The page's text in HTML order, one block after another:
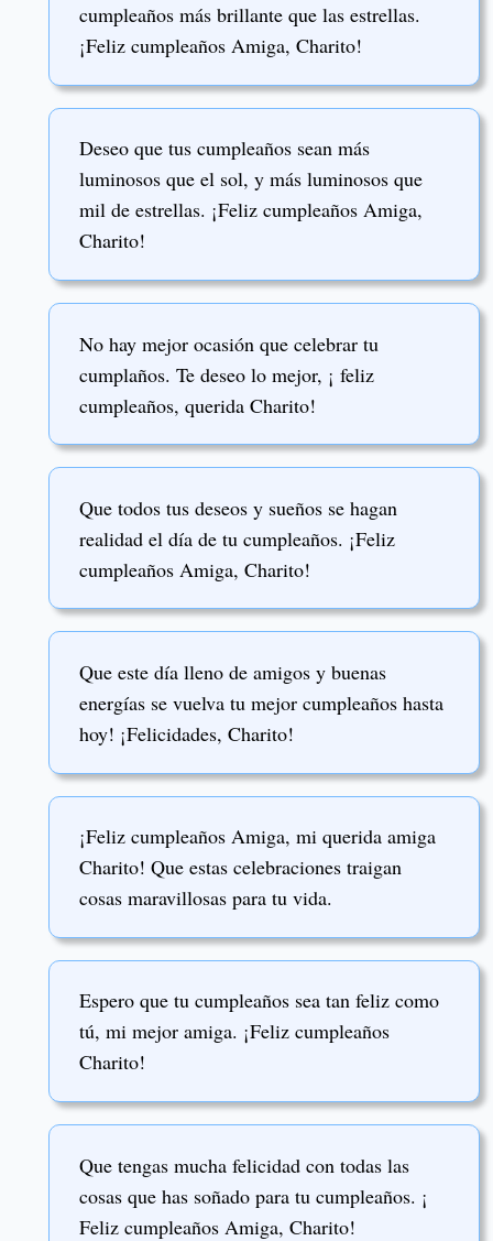
cumpleaños más brillante que las estrellas.
¡Feliz cumpleaños Amiga, Charito!
Deseo que tus cumpleaños sean más
luminosos que el sol, y más luminosos que
mil de estrellas. ¡Feliz cumpleaños Amiga,
Charito!
No hay mejor ocasión que celebrar tu
cumplaños. Te deseo lo mejor, ¡ feliz
cumpleaños, querida Charito!
Que todos tus deseos y sueños se hagan
realidad el día de tu cumpleaños. ¡Feliz
cumpleaños Amiga, Charito!
Que este día lleno de amigos y buenas
energías se vuelva tu mejor cumpleaños hasta
hoy! ¡Felicidades, Charito!
¡Feliz cumpleaños Amiga, mi querida amiga
Charito! Que estas celebraciones traigan
cosas maravillosas para tu vida.
Espero que tu cumpleaños sea tan feliz como
tú, mi mejor amiga. ¡Feliz cumpleaños
Charito!
Que tengas mucha felicidad con todas las
cosas que has soñado para tu cumpleaños. ¡
Feliz cumpleaños Amiga, Charito!